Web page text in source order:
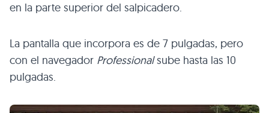
en la parte superior del salpicadero.
La pantalla que incorpora es de 7 pulgadas, pero
con el navegador Professionalsube hasta las 10
pulgadas.